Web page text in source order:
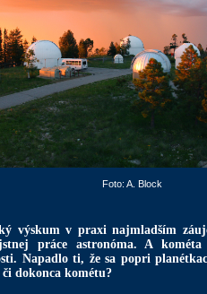
Foto: A. Block
výskum v praxi najmladším
práce astronóma. A
Napadlo ti, že sa popri
dokonca kométu?